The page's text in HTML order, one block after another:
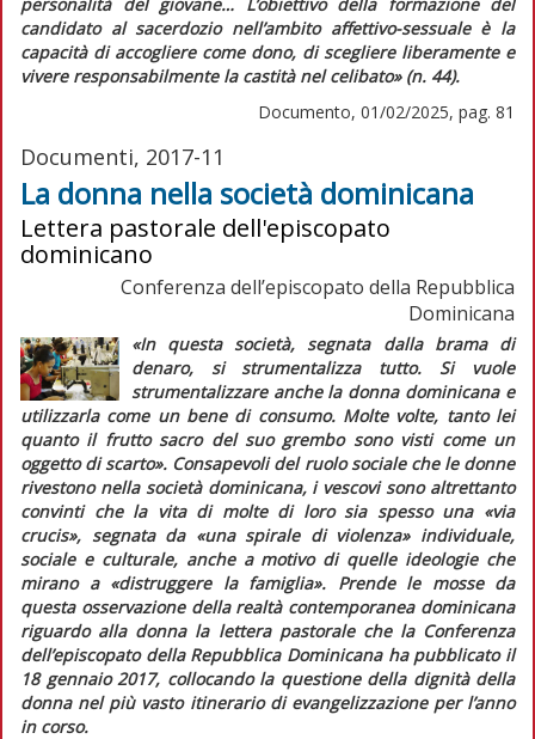
candidato al sacerdozio nell’ambito affettivo-sessuale è la
capacità di accogliere come dono, di scegliere liberamente e
vivere responsabilmente la castità nel celibato»(n. 44).
Documento, 01/02/2025, pag. 81
Documenti, 2017-11
La donna nella società dominicana
Lettera pastorale dell'episcopato
dominicano
Conferenza dell’episcopato della Repubblica
Dominicana
«In questa società, segnata dalla brama di
denaro, si strumentalizza tutto. Si vuole
strumentalizzare anche la donna dominicana e
utilizzarla come un bene di consumo. Molte volte, tanto lei
quanto il frutto sacro del suo grembo sono visti come un
oggetto di scarto». Consapevoli del ruolo sociale che le donne
rivestono nella società dominicana, i vescovi sono altrettanto
convinti che la vita di molte di loro sia spesso una «via
crucis», segnata da «una spirale di violenza»individuale,
sociale e culturale, anche a motivo di quelle ideologie che
mirano a «distruggere la famiglia». Prende le mosse da
questa osservazione della realtà contemporanea dominicana
riguardo alla donna la lettera pastorale che la Conferenza
dell’episcopato della Repubblica Dominicana ha pubblicato il
18 gennaio 2017, collocando la questione della dignità della
donna nel più vasto itinerario di evangelizzazione per l’anno
in corso.